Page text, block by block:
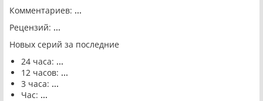
Комментариев: ...
Рецензий: ...
Новых серий за последние
24 часа: ...
12 часов: ...
3 часа: ...
Час: ...